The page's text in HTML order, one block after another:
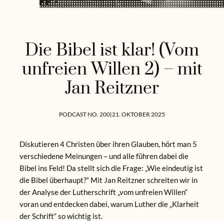
Die Bibel ist klar! (Vom
unfreien Willen 2) – mit
Jan Reitzner
PODCAST NO. 200|21. OKTOBER 2025
Diskutieren 4 Christen über ihren Glauben, hört man 5
verschiedene Meinungen – und alle führen dabei die
Bibel ins Feld! Da stellt sich die Frage: „Wie eindeutig ist
die Bibel überhaupt?“ Mit Jan Reitzner schreiten wir in
der Analyse der Lutherschrift „vom unfreien Willen“
voran und entdecken dabei, warum Luther die „Klarheit
der Schrift“ so wichtig ist.